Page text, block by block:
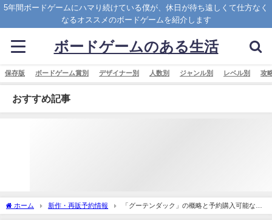
5年間ボードゲームにハマり続けている僕が、休日が待ち遠しくて仕方なく
なるオススメのボードゲームを紹介します
ボードゲームのある生活
保存版 ボードゲーム賞別 デザイナー別 人数別 ジャンル別 レベル別 攻
おすすめ記事
ホーム 新作・再販予約情報
「グーテンダック」の概略と予約購入可能なシ
ョップ紹介！